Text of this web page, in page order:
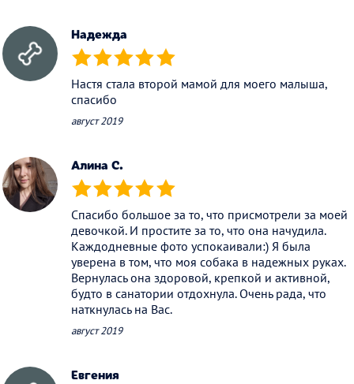
Надежда
(*) (*) (*) (*) (*)
Настя стала второй мамой для моего малыша,
спасибо
август 2019
Алина С.
(*) (*) (*) (*) (*)
Спасибо большое за то, что присмотрели за моей
девочкой. И простите за то, что она начудила.
Каждодневные фото успокаивали:) Я была
уверена в том, что моя собака в надежных руках.
Вернулась она здоровой, крепкой и активной,
будто в санатории отдохнула. Очень рада, что
наткнулась на Вас.
август 2019
Евгения